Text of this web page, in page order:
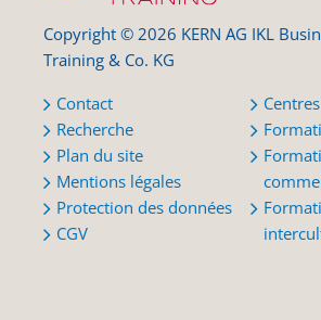
Copyright © 2026 KERN AG IKL
Training & Co. KG
Contact
Recherche
Plan du site
Mentions légales
Protection des données
CGV